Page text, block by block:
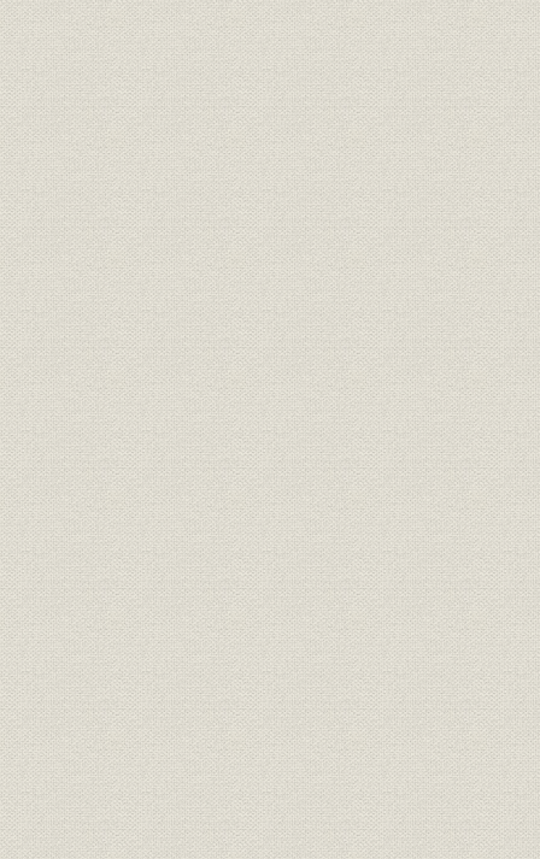
3 敗色濃いなかで
[1] 戦局の悪化と生産の確保
[2] 終戦直前の会社概況
第3章 民需品での復興 昭和20年~昭和29年
1 復興への苦難の道
[1] 事業縮小を断行
[2] 民需転換
[3] 大井・塩尻両工場の生産再開
[4] 占領下での再建整備
[5] 経営危機のふちで
2 光学機器の新たな出発
[1] 技術の継承と発展
[2] 市場ニーズへの対応
[3] よみがえる溶解炉の火
3 ニコンカメラの誕生
[1] カメラの生産に着手
[2] ニコンカメラの発売